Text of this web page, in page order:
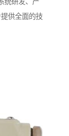
统研发、产
供全面的技